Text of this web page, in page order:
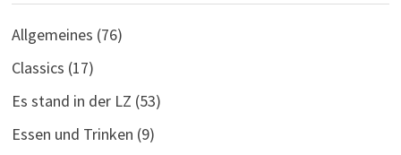
Allgemeines (76)
Classics (17)
Es stand in der LZ (53)
Essen und Trinken (9)